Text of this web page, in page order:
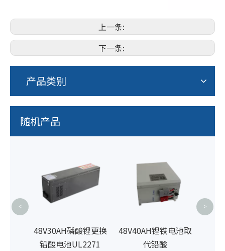
上一条:
下一条:
产品类别
随机产品
48V30AH磷酸锂更换
铅酸电池UL2271
48V40AH锂铁电池取
代铅酸
< >